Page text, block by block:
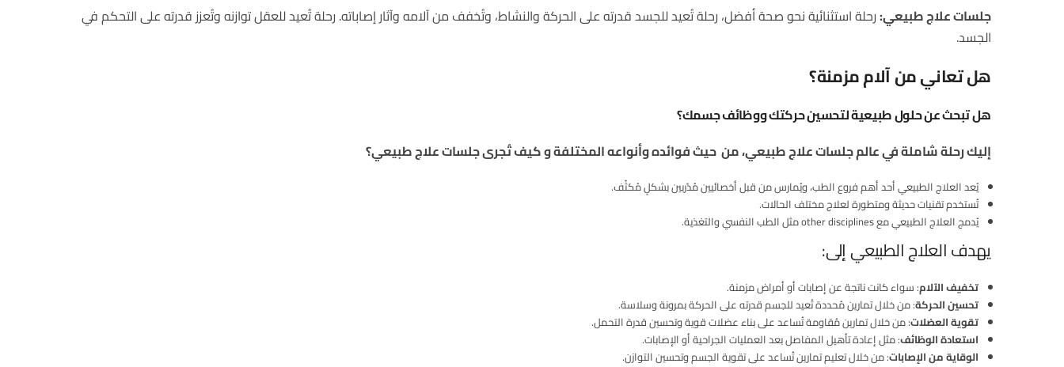
جلسات علاج طبيعي:رحلة استثنائية نحو صحة أفضل، رحلة تُعيد للجسد قدرته على الحركة والنشاط، وتُخفف من آلامه وآثار إصاباته. رحلة تُعيد للعقل توازنه وتُعزز قدرته على التحكم في
الجسد.
هل تعاني من آلام مزمنة؟
هل تبحث عن حلول طبيعية لتحسين حركتك ووظائف جسمك؟
إليك رحلة شاملة في عالم جلسات علاج طبيعي، من حيث فوائده وأنواعه المختلفة و كيف تُجرى جلسات علاج طبيعي؟
يُعد العلاج الطبيعي أحد أهم فروع الطب، ويُمارس من قبل أخصائيين مُدّربين بشكلٍ مُكثّف.
تُستخدم تقنيات حديثة ومتطورة لعلاج مختلف الحالات.
يُدمج العلاج الطبيعي مع other disciplines مثل الطب النفسي والتغذية.
يهدف العلاج الطبيعي إلى:
تخفيف الآلام: سواء كانت ناتجة عن إصابات أو أمراض مزمنة.
تحسين الحركة: من خلال تمارين مُحددة تُعيد للجسم قدرته على الحركة بمرونة وسلاسة.
تقوية العضلات: من خلال تمارين مُقاومة تُساعد على بناء عضلات قوية وتحسين قدرة التحمل.
استعادة الوظائف: مثل إعادة تأهيل المفاصل بعد العمليات الجراحية أو الإصابات.
الوقاية من الإصابات: من خلال تعليم تمارين تُساعد على تقوية الجسم وتحسين التوازن.